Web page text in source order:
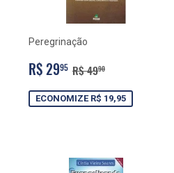
Peregrinação
PREÇO
PROMOCIONAL
R$ 2995 R$
29,95
PREÇO NORMAL
R$ 4990
ECONOMIZE R$ 19,95